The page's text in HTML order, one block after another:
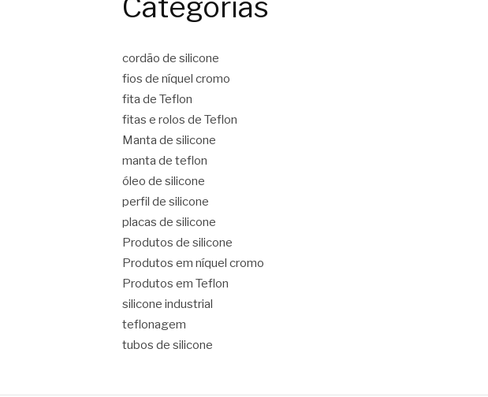
Categorias
cordão de silicone
fios de níquel cromo
fita de Teflon
fitas e rolos de Teflon
Manta de silicone
manta de teflon
óleo de silicone
perfil de silicone
placas de silicone
Produtos de silicone
Produtos em níquel cromo
Produtos em Teflon
silicone industrial
teflonagem
tubos de silicone